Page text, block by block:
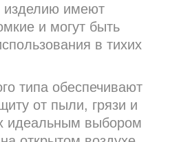
изделию имеют
и могут быть
в тихих
типа обеспечивают
от пыли, грязи и
идеальным выбором